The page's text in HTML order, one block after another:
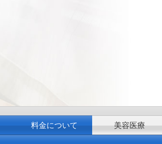
料金について 美容医療